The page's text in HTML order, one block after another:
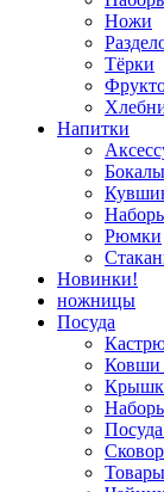
Ножи
Тёрки
Напитки
Бокалы
Рюмки
Новинки!
ножницы
Посуда
Ковши